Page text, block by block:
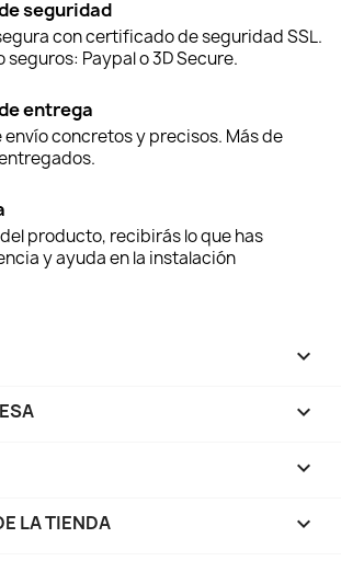
seguridad
con certificado de seguridad SSL.
Paypal o 3D Secure.
entrega
envío concretos y precisos. Más de
producto, recibirás lo que has
y ayuda en la instalación



LA TIENDA keyboard_arrow_down